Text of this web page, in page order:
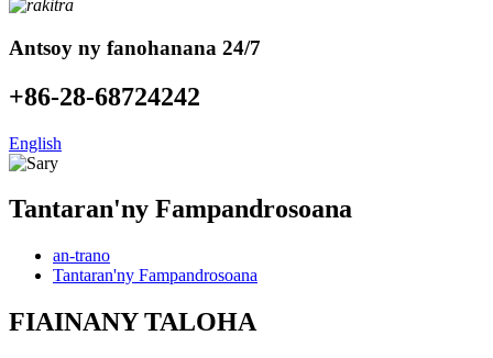
Antsoy ny fanohanana 24/7
+86-28-68724242
English
Tantaran'ny Fampandrosoana
an-trano
Tantaran'ny Fampandrosoana
FIAINANY TALOHA